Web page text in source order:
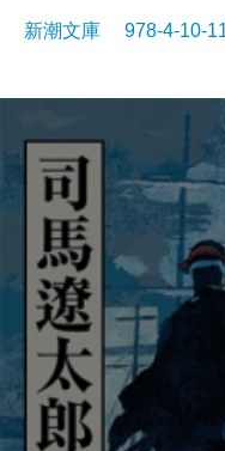
新潮文庫 978-4-10-